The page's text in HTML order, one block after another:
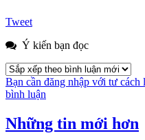
Tweet
Ý kiến bạn đọc
Bạn cần đăng nhập với tư cách
bình luận
Những tin mới hơn